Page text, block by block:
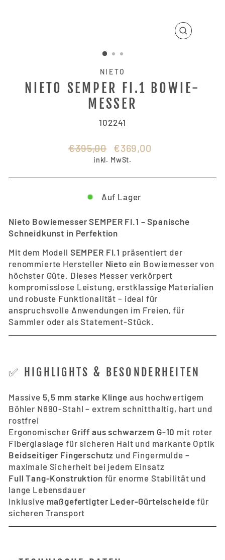
NIETO
NIETO SEMPER FI.1 BOWIE-
MESSER
102241
Normaler
€395,00 Sonderpreis
€369,00
inkl. MwSt.
Auf Lager
Nieto Bowiemesser SEMPER FI.1 – Spanische
Schneidkunst in Perfektion
Mit dem Modell SEMPER FI.1 präsentiert der
renommierte Hersteller Nieto ein Bowiemesser von
höchster Güte. Dieses Messer verkörpert
kompromisslose Leistung, erstklassige Materialien
und robuste Funktionalität – ideal für
anspruchsvolle Anwendungen im Freien, für
Sammler oder als Statement-Stück.
✅ HIGHLIGHTS & BESONDERHEITEN
Massive 5,5 mm starke Klinge aus hochwertigem
Böhler N690-Stahl – extrem schnitthaltig, hart und
rostfrei
Ergonomischer Griff aus schwarzem G-10 mit roter
Fiberglaslage für sicheren Halt und markante Optik
Beidseitiger Fingerschutz und Fingermulde –
maximale Sicherheit bei jedem Einsatz
Full Tang-Konstruktion für enorme Stabilität und
lange Lebensdauer
Inklusive maßgefertigter Leder-Gürtelscheide für
sicheren Transport